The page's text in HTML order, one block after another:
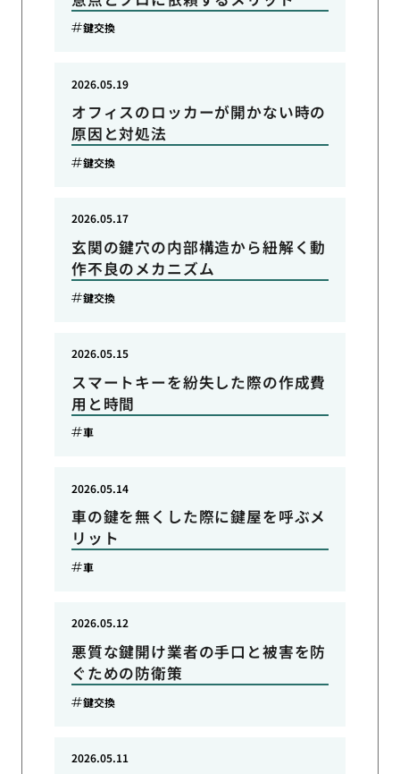
鍵交換
オフィスのロッカーが開かない時の
原因と対処法
2026.05.19
鍵交換
玄関の鍵穴の内部構造から紐解く動
作不良のメカニズム
2026.05.17
鍵交換
スマートキーを紛失した際の作成費
用と時間
2026.05.15
車
車の鍵を無くした際に鍵屋を呼ぶメ
リット
2026.05.14
車
悪質な鍵開け業者の手口と被害を防
ぐための防衛策
2026.05.12
鍵交換
2026.05.11